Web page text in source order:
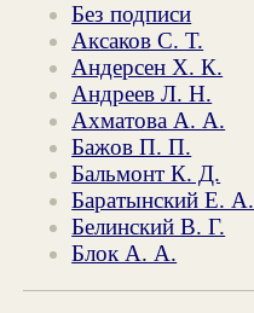
Без подписи
Аксаков С. Т.
Андерсен Х. К.
Андреев Л. Н.
Ахматова А. А.
Бажов П. П.
Бальмонт К. Д.
Баратынский Е. А.
Белинский В. Г.
Блок А. А.